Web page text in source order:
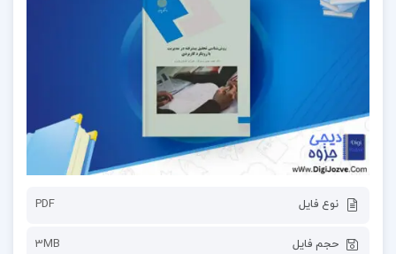
نوع فایل PDF
حجم فایل 3MB